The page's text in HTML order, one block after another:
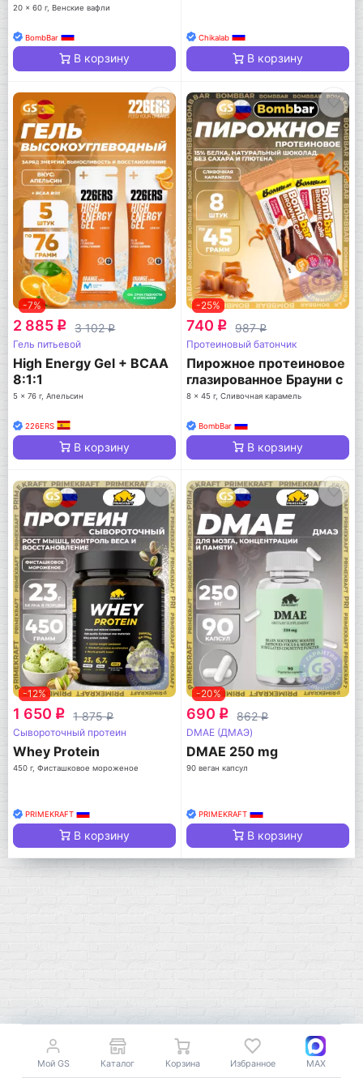
20 x 60 г, Венские вафли
BombBar
В корзину
Chikalab
В корзину
-7%
2 885 q 3 102q
Гель питьевой
High Energy Gel + BCAA
8:1:1
5 x 76 г, Апельсин
226ERS
В корзину
-25%
740 q 987q
Протеиновый батончик
Пирожное протеиновое
глазированное Брауни с
начинкой
8 x 45 г, Сливочная карамель
BombBar
В корзину
-12%
1 650 q 1 875q
Сывороточный протеин
Whey Protein
450 г, Фисташковое мороженое
PRIMEKRAFT
В корзину
-20%
690 q 862q
DMAE (ДМАЭ)
DMAE 250 mg
90 веган капсул
PRIMEKRAFT
В корзину
Мой город!
Мой GS Каталог Корзина Избранное MAX